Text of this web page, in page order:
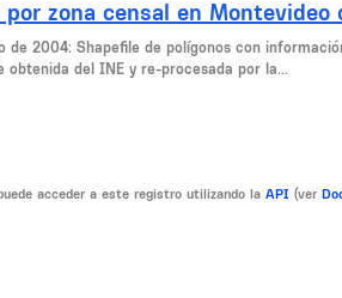
por zona censal en
de 2004: Shapefile de polígonos con
obtenida del INE y re-procesada por la...
acceder a este registro utilizando la API (ver